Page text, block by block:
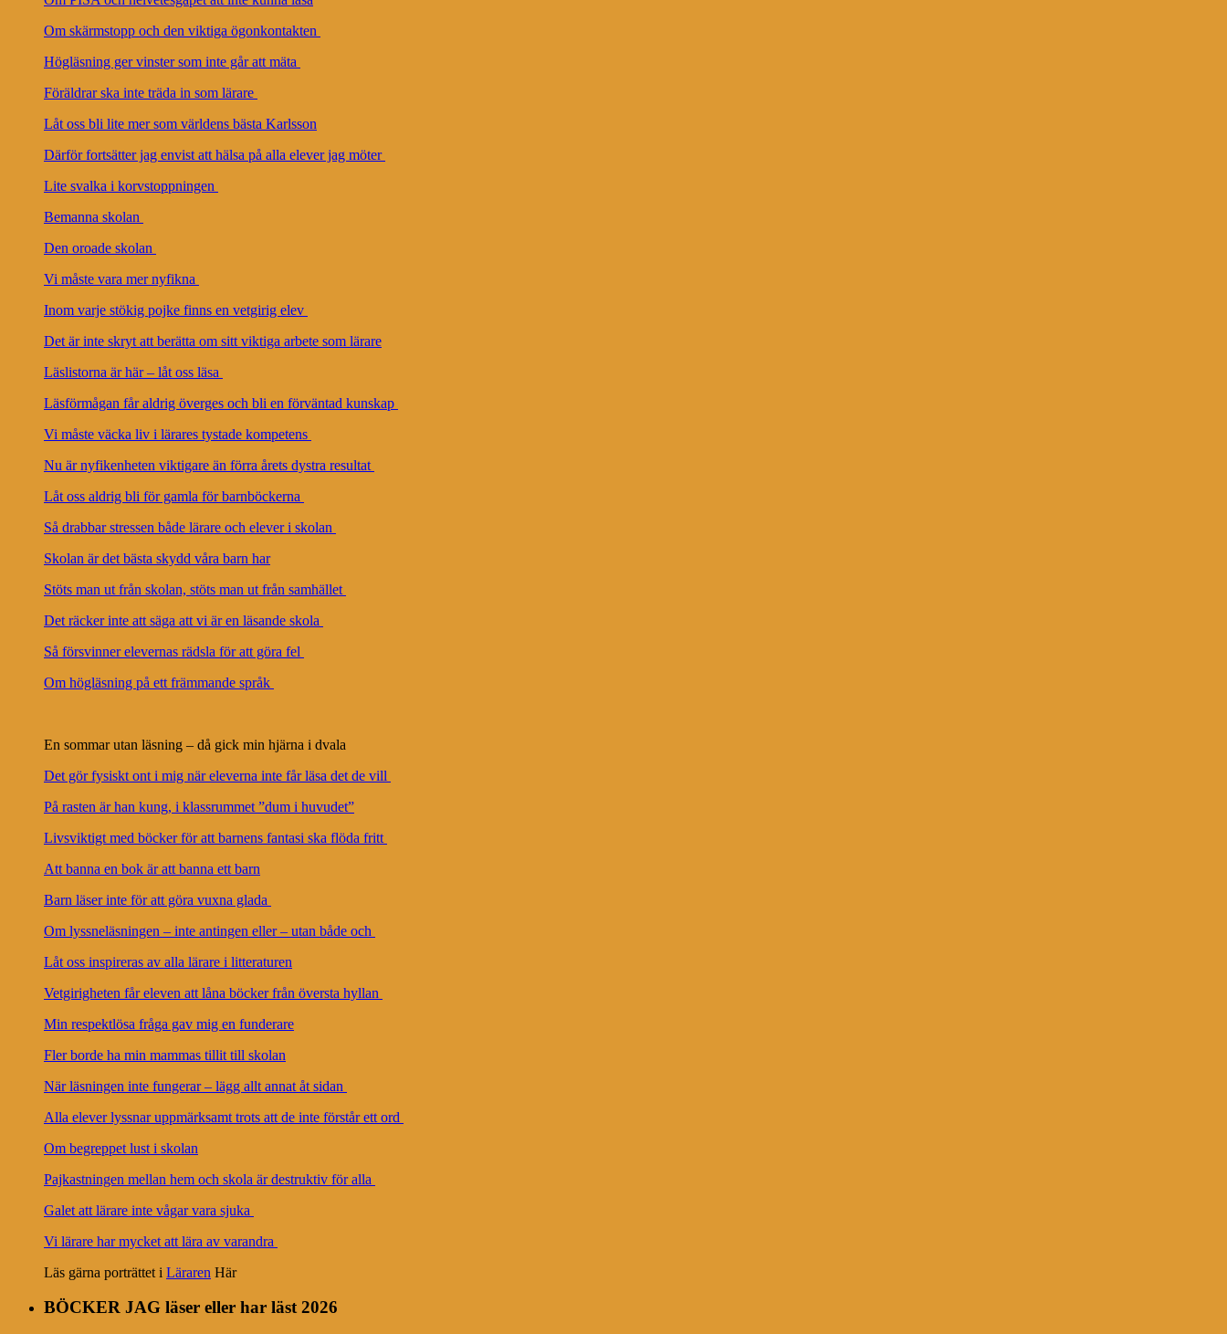
Om skärmstopp och den viktiga ögonkontakten
Högläsning ger vinster som inte går att mäta
Föräldrar ska inte träda in som lärare
Låt oss bli lite mer som världens bästa Karlsson
Därför fortsätter jag envist att hälsa på alla elever jag möter
Lite svalka i korvstoppningen
Bemanna skolan
Den oroade skolan
Vi måste vara mer nyfikna
Inom varje stökig pojke finns en vetgirig elev
Det är inte skryt att berätta om sitt viktiga arbete som lärare
Läslistorna är här – låt oss läsa
Läsförmågan får aldrig överges och bli en förväntad kunskap
Vi måste väcka liv i lärares tystade kompetens
Nu är nyfikenheten viktigare än förra årets dystra resultat
Låt oss aldrig bli för gamla för barnböckerna
Så drabbar stressen både lärare och elever i skolan
Skolan är det bästa skydd våra barn har
Stöts man ut från skolan, stöts man ut från samhället
Det räcker inte att säga att vi är en läsande skola
Så försvinner elevernas rädsla för att göra fel
Om högläsning på ett främmande språk
En sommar utan läsning – då gick min hjärna i dvala
Det gör fysiskt ont i mig när eleverna inte får läsa det de vill
På rasten är han kung, i klassrummet ”dum i huvudet”
Livsviktigt med böcker för att barnens fantasi ska flöda fritt
Att banna en bok är att banna ett barn
Barn läser inte för att göra vuxna glada
Om lyssneläsningen – inte antingen eller – utan både och
Låt oss inspireras av alla lärare i litteraturen
Vetgirigheten får eleven att låna böcker från översta hyllan
Min respektlösa fråga gav mig en funderare
Fler borde ha min mammas tillit till skolan
När läsningen inte fungerar – lägg allt annat åt sidan
Alla elever lyssnar uppmärksamt trots att de inte förstår ett ord
Om begreppet lust i skolan
Pajkastningen mellan hem och skola är destruktiv för alla
Galet att lärare inte vågar vara sjuka
Vi lärare har mycket att lära av varandra
Läs gärna porträttet i Läraren Här
BÖCKER JAG läser eller har läst 2026